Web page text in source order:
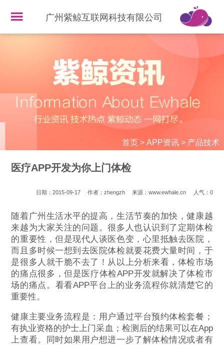
广州紫鲸互联网科技有限公司
首页> APP资讯> 产品技术
医疗APP开发为你上门体检
日期：2015-09-17 作者：zhengzh 来源：www.ewhale.cn 人气： 0
随着广州生活水平的提高，生活节奏的加快，健康越
来越为大家关注的问题。很多人也认识到了定期体检
的重要性，但是现代人谈医色变，心里抵触去医院，
而且多时候一想到去医院体检就要花费大量时间，于
是很多人就干脆不去了！从以上分析来看，体检市场
的痛点很多，但是医疗体检APP开发就解决了体检市
场的痛点。看看APP平台上的业务流程你就清楚它的
重要性。
健康主要业务流程是：用户通过平台预约体检套餐；
有执业资格的护士上门采血；检测后的结果可以在App
上查看。同时如果用户想进一步了解体检情况或者有